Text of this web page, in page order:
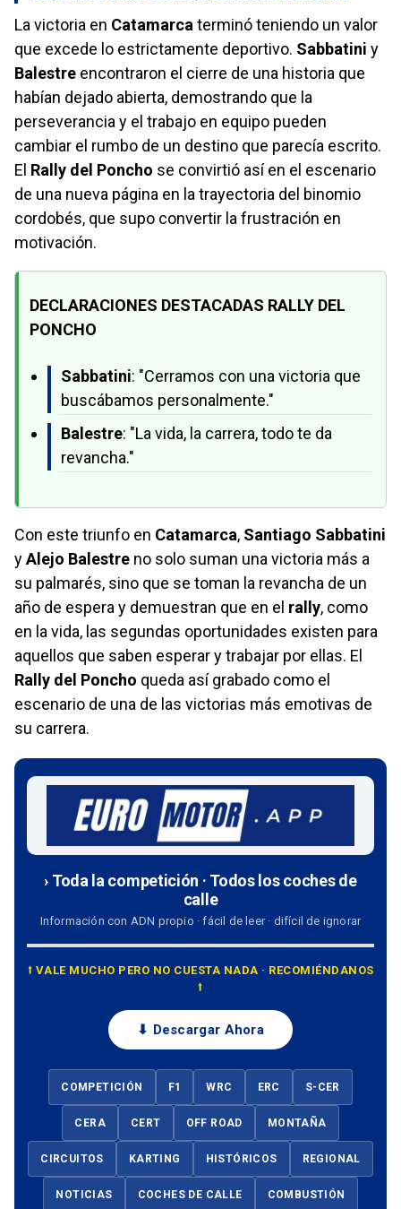
La victoria en Catamarca terminó teniendo un valor
que excede lo estrictamente deportivo. Sabbatini y
Balestre encontraron el cierre de una historia que
habían dejado abierta, demostrando que la
perseverancia y el trabajo en equipo pueden
cambiar el rumbo de un destino que parecía escrito.
El Rally del Poncho se convirtió así en el escenario
de una nueva página en la trayectoria del binomio
cordobés, que supo convertir la frustración en
motivación.
DECLARACIONES DESTACADAS RALLY DEL
PONCHO
Sabbatini: "Cerramos con una victoria que
buscábamos personalmente."
Balestre: "La vida, la carrera, todo te da
revancha."
Con este triunfo en Catamarca, Santiago Sabbatini
yAlejo Balestre no solo suman una victoria más a
su palmarés, sino que se toman la revancha de un
año de espera y demuestran que en el rally, como
en la vida, las segundas oportunidades existen para
aquellos que saben esperar y trabajar por ellas. El
Rally del Poncho queda así grabado como el
escenario de una de las victorias más emotivas de
su carrera.
› Toda la competición · Todos los coches de
calle
Información con ADN propio · fácil de leer · difícil de ignorar
⭡ VALE MUCHO PERO NO CUESTA NADA · RECOMIÉNDANOS
⭡
⬇ Descargar Ahora
COMPETICIÓN F1 WRC ERC S-CER
CERA CERT OFF ROAD MONTAÑA
CIRCUITOS KARTING HISTÓRICOS REGIONAL
NOTICIAS COCHES DE CALLE COMBUSTIÓN